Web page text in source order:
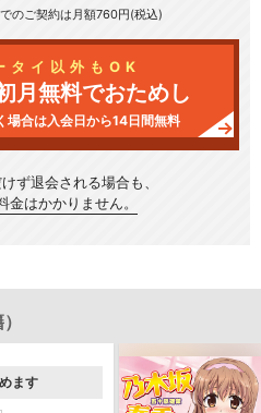
でのご契約は月額760円(税込)
タイ以外もOK
月無料でおためし
場合は入会日から14日間無料
ず退会される場合も、
金はかかりません。
ます